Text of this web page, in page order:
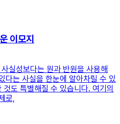
이모지
실성보다는 원과 반원을 사용해
다는 사실을 한눈에 알아차릴 수 있
도 특별해질 수 있습니다. 여기의
로,